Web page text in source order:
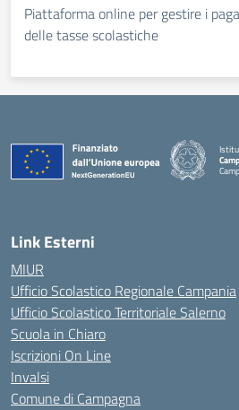
Piattaforma online per gestire i
delle tasse scolastiche
Link Esterni
MIUR
Ufficio Scolastico Regionale Campania
Ufficio Scolastico Territoriale Salerno
Scuola in Chiaro
Iscrizioni On Line
Invalsi
Comune di Campagna